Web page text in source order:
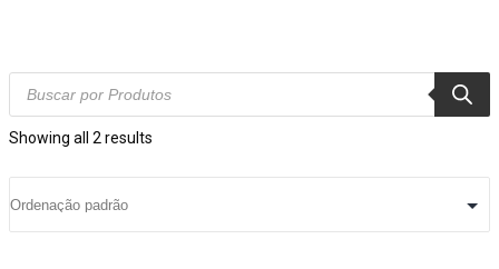
Products
search
Showing all 2 results